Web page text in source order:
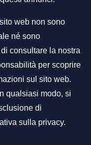
web non sono
né sono
consultare la nostra
per scoprire
sul sito web.
qualsiasi modo, si
di
sulla privacy.